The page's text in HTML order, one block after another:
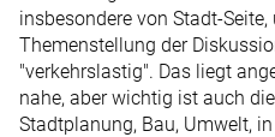
insbesondere von Stadt-
Themenstellung der
"verkehrslastig". Das liegt
nahe, aber wichtig ist auch
Stadtplanung, Bau, Umwelt,